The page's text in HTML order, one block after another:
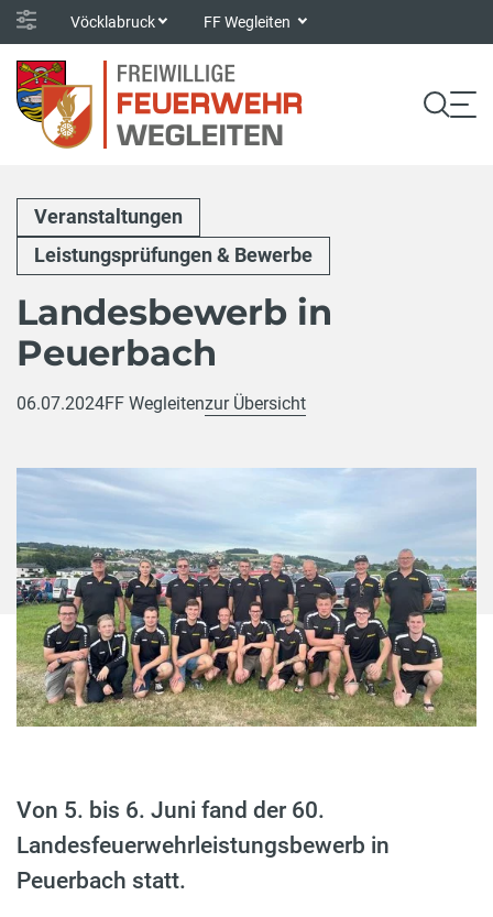
Vöcklabruck FF Wegleiten
Veranstaltungen
Leistungsprüfungen & Bewerbe
Landesbewerb in
Peuerbach
06.07.2024FF Wegleitenzur Übersicht
Von 5. bis 6. Juni fand der 60.
Landesfeuerwehrleistungsbewerb in
Peuerbach statt.